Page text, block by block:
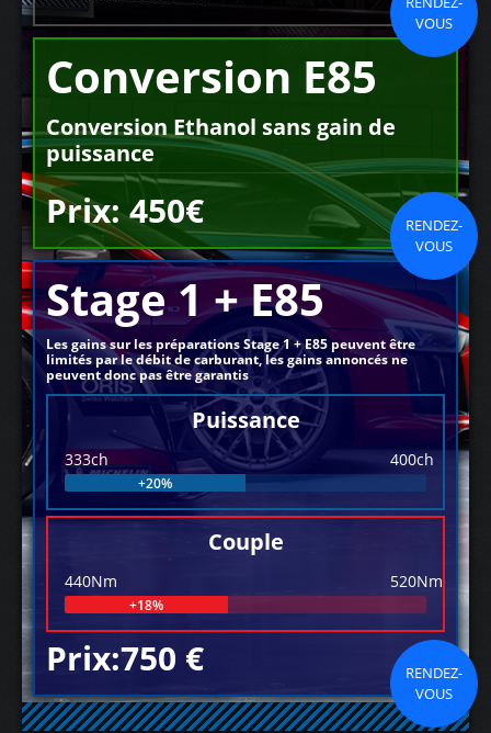
VOUS
Conversion E85
Conversion Ethanol sans gain de
puissance
Prix: 450€
RENDEZ-
VOUS
Stage 1 + E85
Les gains sur les préparations Stage 1 + E85 peuvent être
limités par le débit de carburant, les gains annoncés ne
peuvent donc pas être garantis
Puissance
333ch 400ch
+20%
Couple
440Nm 520Nm
+18%
Prix:750 €
RENDEZ-
VOUS